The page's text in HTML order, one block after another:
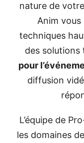
nature de
Anim
techniques
des solutions
pour
diffusion
L’équipe de
les domaines